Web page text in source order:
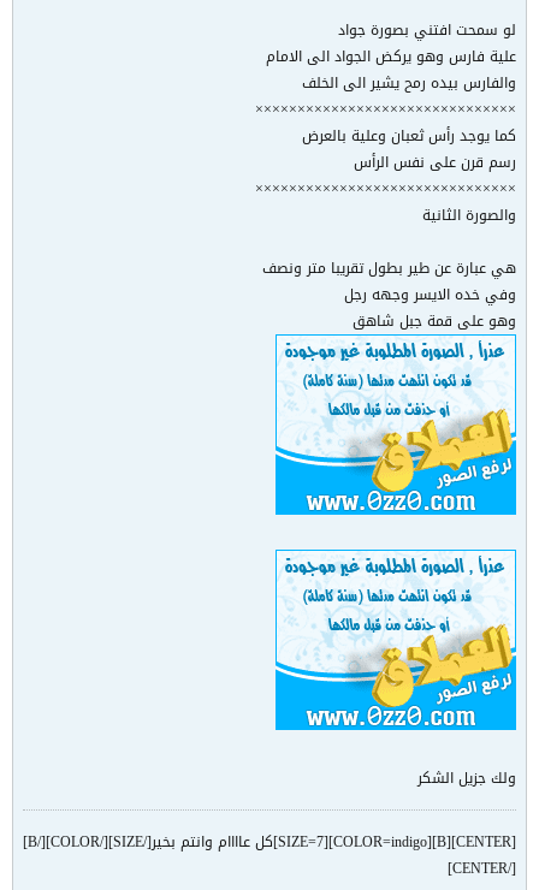
لو سمحت افتني بصورة جواد
علية فارس وهو يركض الجواد الى الامام
والفارس بيده رمح يشير الى الخلف
×××××××××××××××××××××××××××××××
كما يوجد رأس ثعبان وعلية بالعرض
رسم قرن على نفس الرأس
×××××××××××××××××××××××××××××××
والصورة الثانية
هي عبارة عن طير بطول تقريبا متر ونصف
وفي خده الايسر وجهه رجل
وهو على قمة جبل شاهق
ولك جزيل الشكر
[CENTER][B][COLOR=indigo][SIZE=7]كل عاااام وانتم بخير[/SIZE][/COLOR][/B]
[/CENTER]